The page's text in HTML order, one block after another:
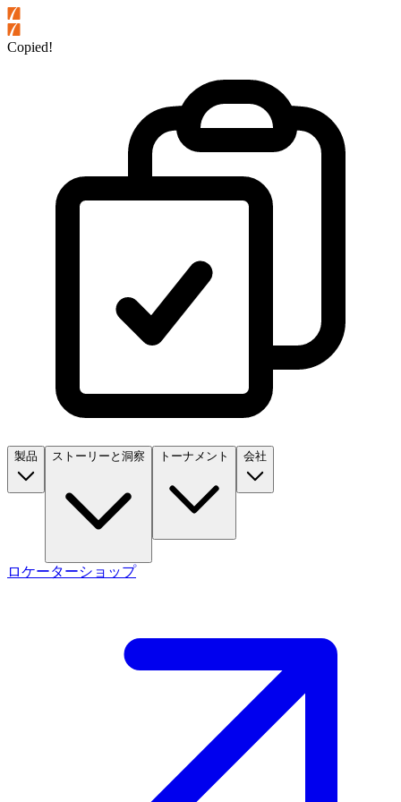
Copied!
製品 ストーリーと洞察 トーナメント 会社
ロケーターショップ